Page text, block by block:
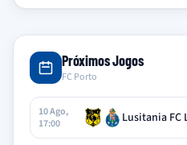
Próximos Jogos
FC Porto
10 Ago,
17:00
Lusitania FC